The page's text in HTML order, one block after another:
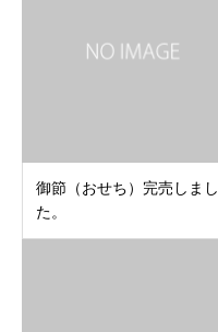
御節（おせち）完売しまし
た。